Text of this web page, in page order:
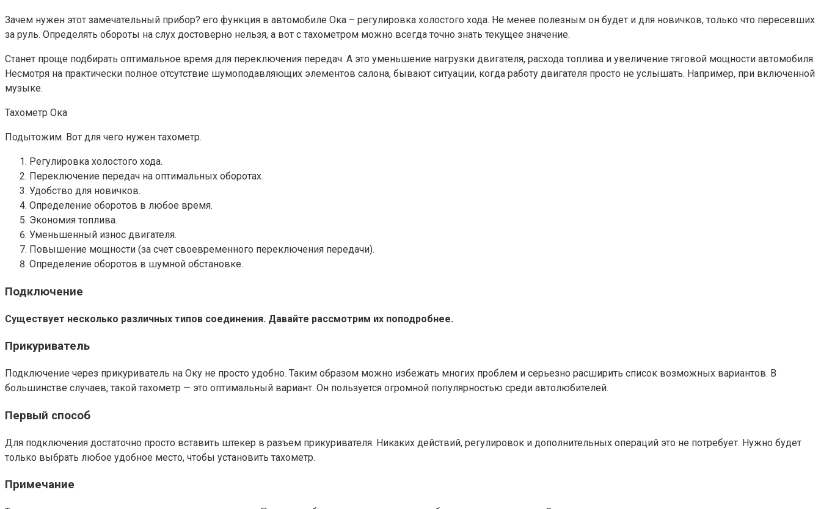
Зачем нужен этот замечательный прибор? его функция в автомобиле Ока – регулировка холостого хода. Не менее полезным он будет и для новичков, только что пересевших
за руль. Определять обороты на слух достоверно нельзя, а вот с тахометром можно всегда точно знать текущее значение.
Станет проще подбирать оптимальное время для переключения передач. А это уменьшение нагрузки двигателя, расхода топлива и увеличение тяговой мощности автомобиля.
Несмотря на практически полное отсутствие шумоподавляющих элементов салона, бывают ситуации, когда работу двигателя просто не услышать. Например, при включенной
музыке.
Тахометр Ока
Подытожим. Вот для чего нужен тахометр.
Регулировка холостого хода.
Переключение передач на оптимальных оборотах.
Удобство для новичков.
Определение оборотов в любое время.
Экономия топлива.
Уменьшенный износ двигателя.
Повышение мощности (за счет своевременного переключения передачи).
Определение оборотов в шумной обстановке.
Подключение
Существует несколько различных типов соединения. Давайте рассмотрим их поподробнее.
Прикуриватель
Подключение через прикуриватель на Оку не просто удобно. Таким образом можно избежать многих проблем и серьезно расширить список возможных вариантов. В
большинстве случаев, такой тахометр — это оптимальный вариант. Он пользуется огромной популярностью среди автолюбителей.
Первый способ
Для подключения достаточно просто вставить штекер в разъем прикуривателя. Никаких действий, регулировок и дополнительных операций это не потребует. Нужно будет
только выбрать любое удобное место, чтобы установить тахометр.
Примечание